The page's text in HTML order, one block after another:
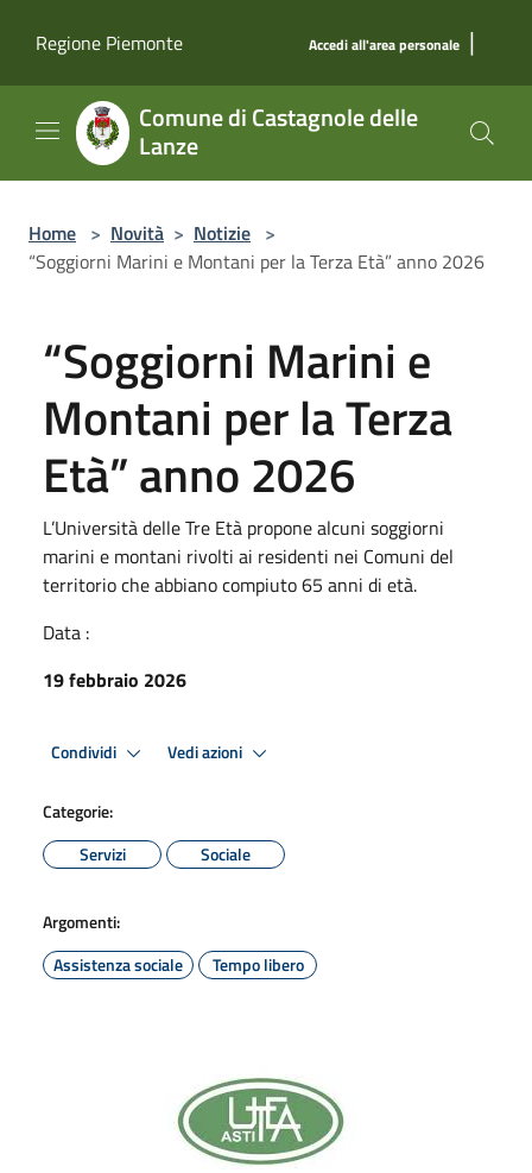
Regione Piemonte
Accedi all'area personale |
Comune di Castagnole delle
Lanze
Home > Novità > Notizie >
“Soggiorni Marini e Montani per la Terza Età” anno 2026
“Soggiorni Marini e
Montani per la Terza
Età” anno 2026
L’Università delle Tre Età propone alcuni soggiorni
marini e montani rivolti ai residenti nei Comuni del
territorio che abbiano compiuto 65 anni di età.
Data :
19 febbraio 2026
Condividi Vedi azioni
Categorie:
Servizi
Sociale
Argomenti:
Assistenza sociale
Tempo libero